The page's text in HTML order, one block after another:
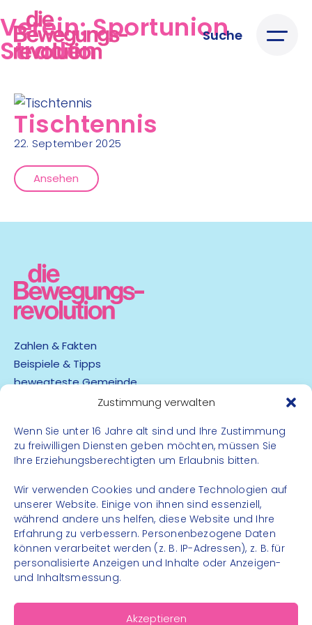
Zustimmung verwalten
Wenn Sie unter 16 Jahre alt sind und Ihre Zustimmung
zu freiwilligen Diensten geben möchten, müssen Sie
Ihre Erziehungsberechtigten um Erlaubnis bitten.
Wir verwenden Cookies und andere Technologien auf
unserer Website. Einige von ihnen sind essenziell,
während andere uns helfen, diese Website und Ihre
Erfahrung zu verbessern. Personenbezogene Daten
können verarbeitet werden (z. B. IP-Adressen), z. B. für
personalisierte Anzeigen und Inhalte oder Anzeigen-
und Inhaltsmessung.
Akzeptieren
Suche
Verein:Sportunion
Straden
Tischtennis
22. September 2025
Ansehen
Zahlen & Fakten
Beispiele & Tipps
bewegteste Gemeinde
Barrierefreiheit
Datenschutz
Impressum
Kontakt
FOLGE UNS
Instagram
Facebook